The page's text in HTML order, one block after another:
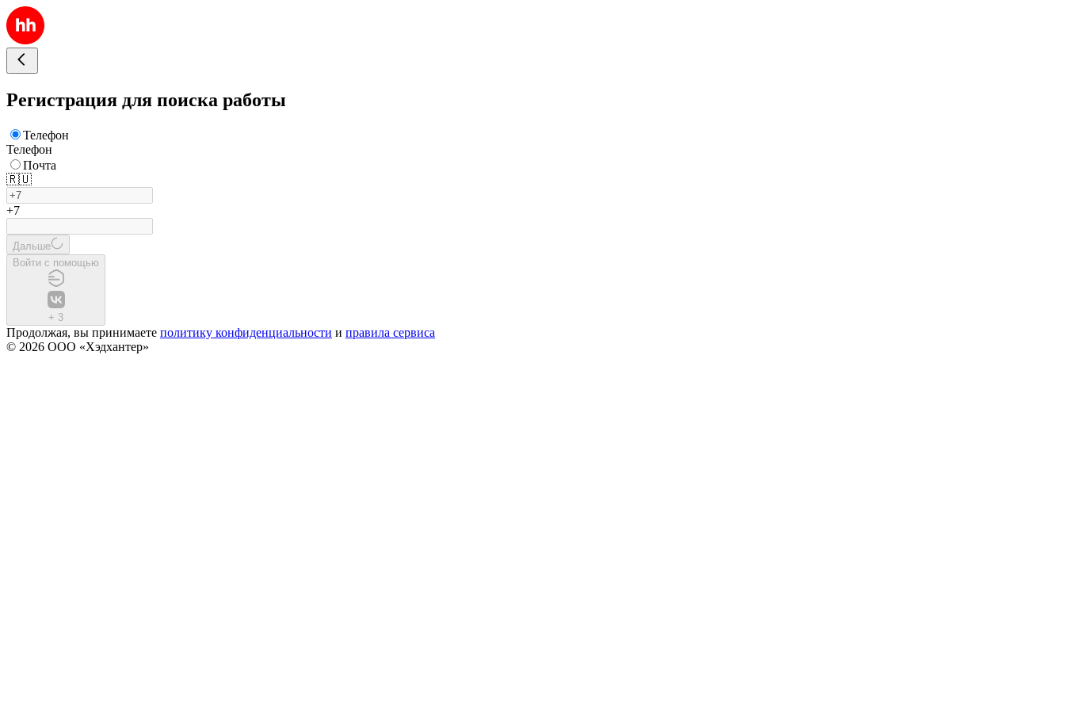
Регистрация для поиска работы
Телефон
Телефон
Почта
🇷🇺
+7
Дальше
Войти с помощью
+ 3
Продолжая, вы принимаете политику конфиденциальности и правила сервиса
© 2026 ООО «Хэдхантер»